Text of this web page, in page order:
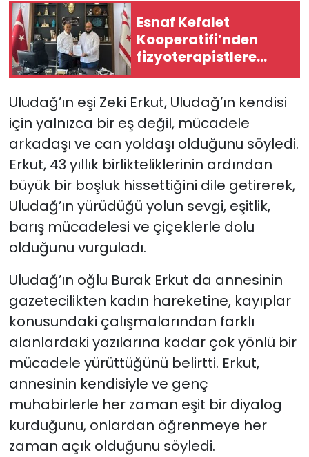
Esnaf Kefalet
Kooperatifi’nden
fizyoterapistlere
yatırım destek
Uludağ’ın eşi Zeki Erkut, Uludağ’ın kendisi
için yalnızca bir eş değil, mücadele
arkadaşı ve can yoldaşı olduğunu söyledi.
Erkut, 43 yıllık birlikteliklerinin ardından
büyük bir boşluk hissettiğini dile getirerek,
Uludağ’ın yürüdüğü yolun sevgi, eşitlik,
barış mücadelesi ve çiçeklerle dolu
olduğunu vurguladı.
Uludağ’ın oğlu Burak Erkut da annesinin
gazetecilikten kadın hareketine, kayıplar
konusundaki çalışmalarından farklı
alanlardaki yazılarına kadar çok yönlü bir
mücadele yürüttüğünü belirtti. Erkut,
annesinin kendisiyle ve genç
muhabirlerle her zaman eşit bir diyalog
kurduğunu, onlardan öğrenmeye her
zaman açık olduğunu söyledi.